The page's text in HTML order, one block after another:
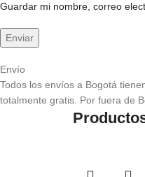
Guardar mi nombre, correo
Envío
Todos los envíos a Bogotá
totalmente gratis. Por fuera de